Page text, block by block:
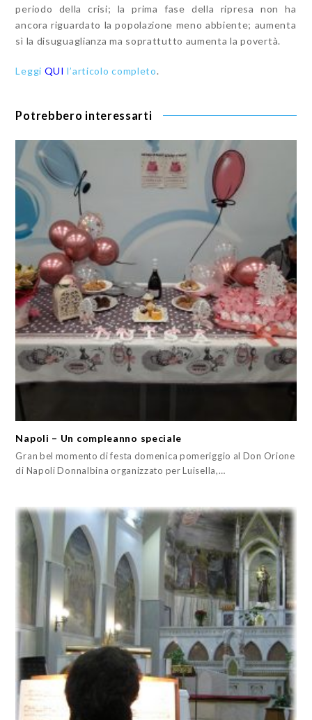
periodo della crisi; la prima fase della ripresa non ha
ancora riguardato la popolazione meno abbiente; aumenta
sì la disuguaglianza ma soprattutto aumenta la povertà.
Leggi QUI l’articolo completo.
Potrebbero interessarti
Napoli – Un compleanno speciale
Gran bel momento di festa domenica pomeriggio al Don Orione
di Napoli Donnalbina organizzato per Luisella,…